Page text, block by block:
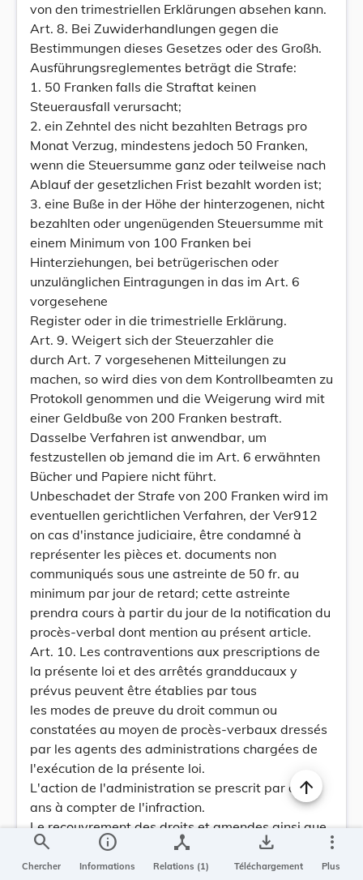
von den trimestriellen Erklärungen absehen kann.
Art. 8. Bei Zuwiderhandlungen gegen die
Bestimmungen dieses Gesetzes oder des Großh.
Ausführungsreglementes beträgt die Strafe:
1. 50 Franken falls die Straftat keinen
Steuerausfall verursacht;
2. ein Zehntel des nicht bezahlten Betrags pro
Monat Verzug, mindestens jedoch 50 Franken,
wenn die Steuersumme ganz oder teilweise nach
Ablauf der gesetzlichen Frist bezahlt worden ist;
3. eine Buße in der Höhe der hinterzogenen, nicht
bezahlten oder ungenügenden Steuersumme mit
einem Minimum von 100 Franken bei
Hinterziehungen, bei betrügerischen oder
unzulänglichen Eintragungen in das im Art. 6
vorgesehene
Register oder in die trimestrielle Erklärung.
Art. 9. Weigert sich der Steuerzahler die
durch Art. 7 vorgesehenen Mitteilungen zu
machen, so wird dies von dem Kontrollbeamten zu
Protokoll genommen und die Weigerung wird mit
einer Geldbuße von 200 Franken bestraft.
Dasselbe Verfahren ist anwendbar, um
festzustellen ob jemand die im Art. 6 erwähnten
Bücher und Papiere nicht führt.
Unbeschadet der Strafe von 200 Franken wird im
eventuellen gerichtlichen Verfahren, der Ver912
on cas d'instance judiciaire, être condamné à
représenter les pièces et. documents non
communiqués sous une astreinte de 50 fr. au
minimum par jour de retard; cette astreinte
prendra cours à partir du jour de la notification du
procès-verbal dont mention au présent article.
Art. 10. Les contraventions aux prescriptions de
la présente loi et des arrêtés grandducaux y
prévus peuvent être établies par tous
les modes de preuve du droit commun ou
constatées au moyen de procès-verbaux dressés
par les agents des administrations chargées de
l'exécution de la présente loi.
L'action de l'administration se prescrit par deux
ans à compter de l'infraction.
Le recouvrement des droits et amendes ainsi que
les instances sont poursuivis et jugés
conformément aux principes applicables pour
search
Chercher
info
Informations
device_hub
Relations (1)
save_alt
Téléchargement
more_vert
Plus